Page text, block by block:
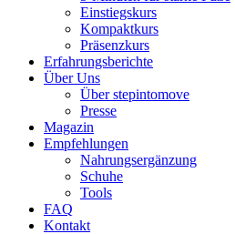
Einstiegskurs
Kompaktkurs
Präsenzkurs
Erfahrungsberichte
Über Uns
Über stepintomove
Presse
Magazin
Empfehlungen
Nahrungsergänzung
Schuhe
Tools
FAQ
Kontakt